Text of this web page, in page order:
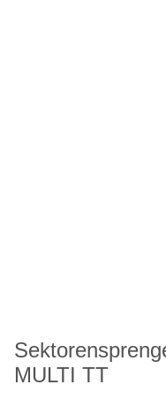
MULTI TT